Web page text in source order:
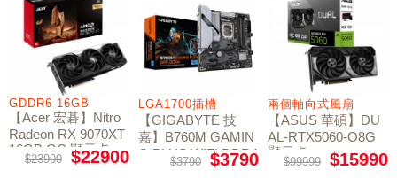
GDDR6 16GB
【Acer 宏碁】Nitro
Radeon RX 9070XT
16GB OC 顯示卡
$23900 $22900
LGA1700插槽
【GIGABYTE 技
嘉】B760M GAMIN
G PLUS WIFI DDR4
主機板$3790 $3790
兩個軸向式風扇
【ASUS 華碩】DU
AL-RTX5060-O8G
顯示卡
$99999 $15990